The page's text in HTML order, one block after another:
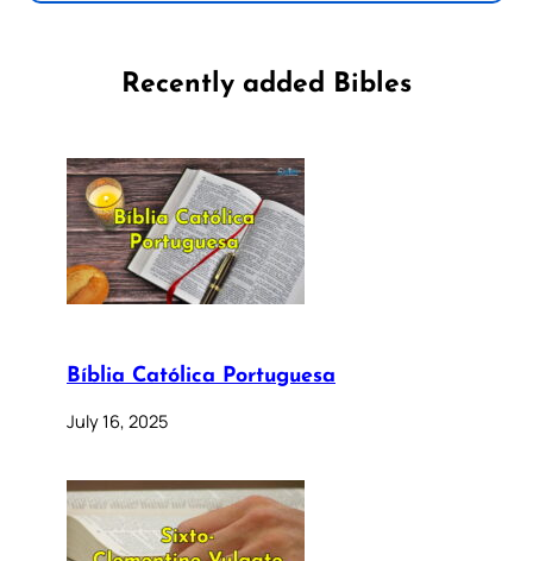
Recently added Bibles
Bíblia Católica Portuguesa
July 16, 2025